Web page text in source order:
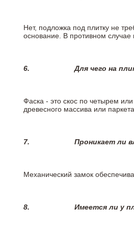
Нет, подложка под плитку не
основание. В противном
6.Для чего на
Фаска - это скос по четырем
древесного массива или
7. Проникает ли
Механический замок
8. Имеется ли у